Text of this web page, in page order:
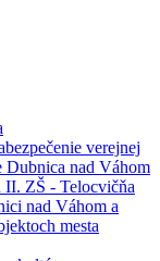
verejnej
Dubnica nad Váhom
II. ZŠ - Telocvičňa
nad Váhom a
mesta